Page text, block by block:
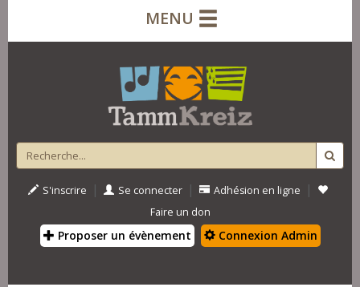
MENU
S'inscrire | Se connecter | Adhésion en ligne |
Faire un don
Proposer un évènement Connexion Admin